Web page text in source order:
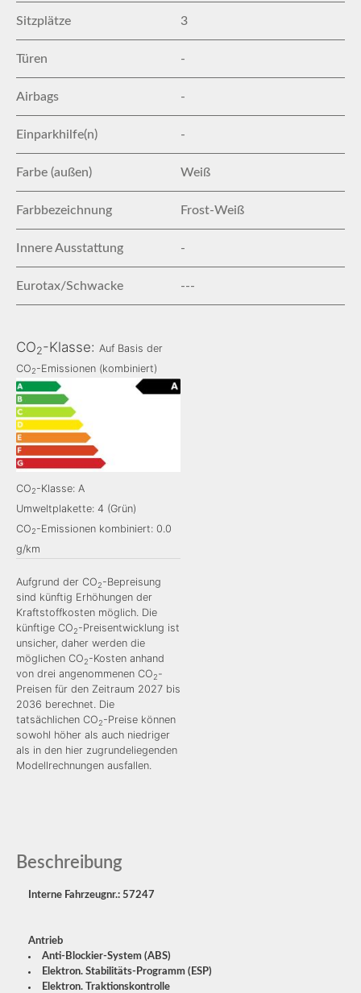
Sitzplätze 3
Türen -
Airbags -
Einparkhilfe(n) -
Farbe (außen) Weiß
Farbbezeichnung Frost-Weiß
Innere Ausstattung -
Eurotax/Schwacke ---
CO2-Klasse: Auf Basis der
CO2-Emissionen (kombiniert)
CO2-Klasse: A
Umweltplakette: 4 (Grün)
CO2-Emissionen kombiniert: 0.0
g/km
Aufgrund der CO2-Bepreisung
sind künftig Erhöhungen der
Kraftstoffkosten möglich. Die
künftige CO2-Preisentwicklung ist
unsicher, daher werden die
möglichen CO2-Kosten anhand
von drei angenommenen CO2-
Preisen für den Zeitraum 2027 bis
2036 berechnet. Die
tatsächlichen CO2-Preise können
sowohl höher als auch niedriger
als in den hier zugrundeliegenden
Modellrechnungen ausfallen.
Beschreibung
Interne Fahrzeugnr.: 57247
Antrieb
Anti-Blockier-System (ABS)
Elektron. Stabilitäts-Programm (ESP)
Elektron. Traktionskontrolle